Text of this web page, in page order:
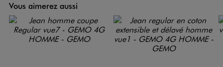
Vous aimerez aussi